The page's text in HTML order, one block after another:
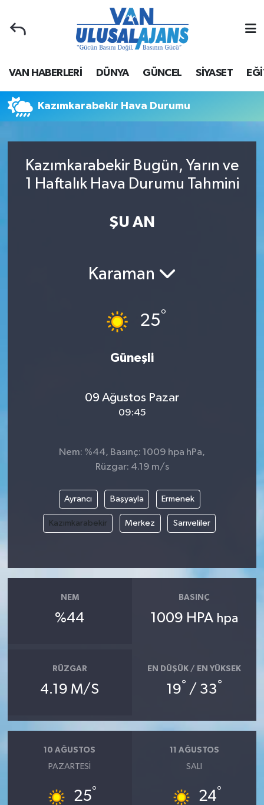
VAN HABERLERİ DÜNYA GÜNCEL SİYASET
Kazımkarabekir Hava Durumu
Kazımkarabekir Bugün, Yarın ve
1 Haftalık Hava Durumu Tahmini
ŞU AN
Karaman
25°
Güneşli
09 Ağustos Pazar
09:45
Nem: %44, Basınç: 1009 hpa hPa,
Rüzgar: 4.19 m/s
Ayrancı Başyayla Ermenek
Kazımkarabekir Merkez Sarıveliler
NEM
%44
BASINÇ
1009 HPA hpa
RÜZGAR
4.19 M/S
EN DÜŞÜK / EN YÜKSEK
19° / 33°
10 AĞUSTOS
PAZARTESI
25°
11 AĞUSTOS
SALI
24°
Van Nöbetçi Eczaneler
Van Hava Durumu
Van Namaz Vakitleri
Süper Lig Puan Durumu ve Fikstür
Son Dakika Haberleri